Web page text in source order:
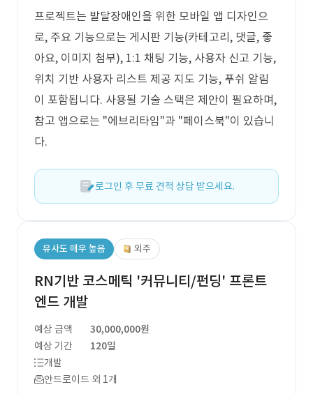
프로젝트는 발달장애인을 위한 모바일 앱 디자인으
로, 주요 기능으로는 게시판 기능(카테고리, 댓글, 좋
아요, 이미지 첨부), 1:1 채팅 기능, 사용자 신고 기능,
위치 기반 사용자 리스트 제공 지도 기능, 푸쉬 알림
이 포함됩니다. 사용될 기술 스택은 제안이 필요하며,
참고 앱으로는 "에브리타임"과 "페이스북"이 있습니
다.
로그인 후 무료 견적 상담 받으세요.
유사도 매우 높음 외주
RN기반 코스메틱 '커뮤니티/펀딩' 프론트
엔드 개발
예상 금액
30,000,000원
예상 기간
120일
개발
안드로이드 외 1개